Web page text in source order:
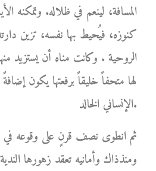
المسافة، لينعم في ظلاله. وتمكنه
كنوزه، فيُحيط بها نفسه، تزين
الروحية . وكانت مناه أن يستزيد
لها متحفاً خليقاً برفعتها يكون
الإنساني الخالد.
ثم انطوى نصف قرنٍ على وقوعه في
ومنذذاك وأمانيه تعقد زهورها